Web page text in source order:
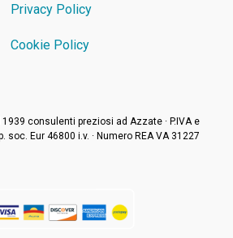
Privacy Policy
Cookie Policy
1939 consulenti preziosi ad Azzate · P.IVA e
soc. Eur 46800 i.v. · Numero REA VA 31227